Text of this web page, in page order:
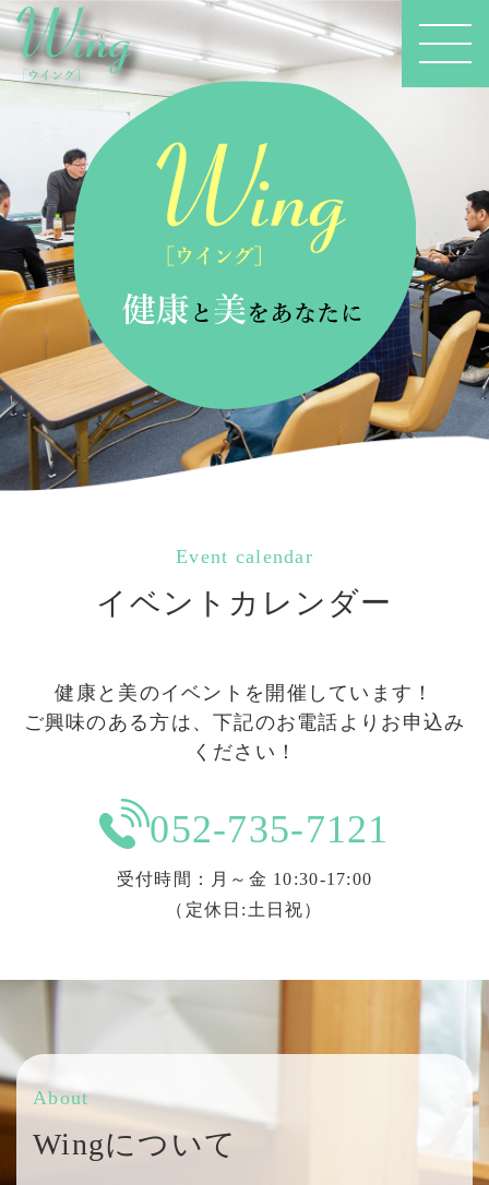
Event calendar
イベントカレンダー
健康と美のイベントを開催しています！
ご興味のある方は、下記のお電話よりお申込み
ください！
052-735-7121
受付時間：月～金 10:30-17:00
（定休日:土日祝）
About
Wingについて